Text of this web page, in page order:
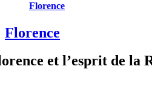
Florence
Florence
et l’esprit de la